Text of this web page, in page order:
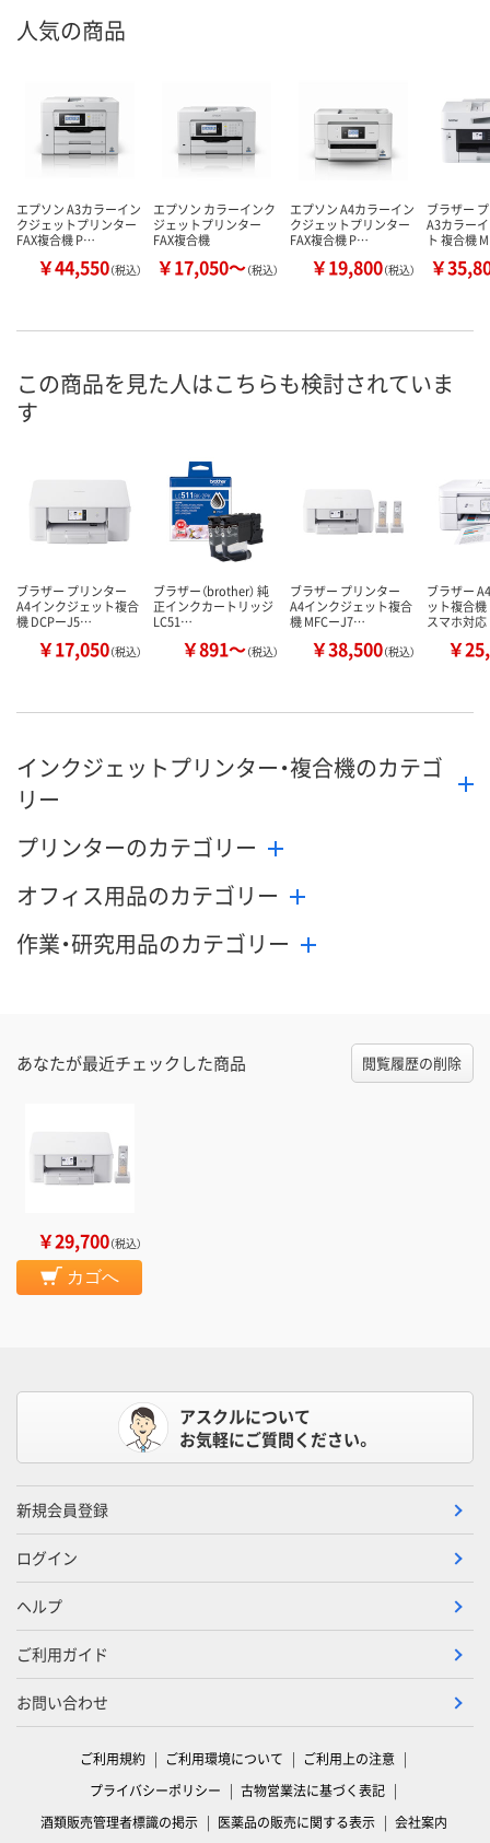
人気の商品
エプソン A3カラーイン
クジェットプリンター
FAX複合機 P…
￥44,550（税込）
エプソン カラーインク
ジェットプリンター
FAX複合機
￥17,050～（税込）
エプソン A4カラーイン
クジェットプリンター
FAX複合機 P…
￥19,800（税込）
ブラザー
A3カラー
ト 複合機
￥
この商品を見た人はこちらも検討されていま
す
ブラザー プリンター
A4インクジェット複合
機 DCPーJ5…
￥17,050（税込）
ブラザー（brother） 純
正インクカートリッジ
LC51…
￥891～（税込）
ブラザー プリンター
A4インクジェット複合
機 MFCーJ7…
￥38,500（税込）
ブラザー
ット複合
スマホ対
￥
インクジェットプリンター・複合機のカテゴ
リー
プリンターのカテゴリー
オフィス用品のカテゴリー
作業・研究用品のカテゴリー
あなたが最近チェックした商品 閲覧履歴の削除
￥29,700（税込）
カゴへ
アスクルについて
お気軽にご質問ください。
新規会員登録
ログイン
ヘルプ
ご利用ガイド
お問い合わせ
ご利用規約 ご利用環境について
ご利用上の注意
プライバシーポリシー
古物営業法に基づく表記
酒類販売管理者標識の掲示
医薬品の販売に関する表示 会社案内